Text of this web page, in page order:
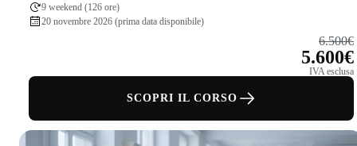
9 weekend (126 ore)
20 novembre 2026 (prima data disponibile)
6.500€
5.600€
IVA esclusa
SCOPRI IL CORSO